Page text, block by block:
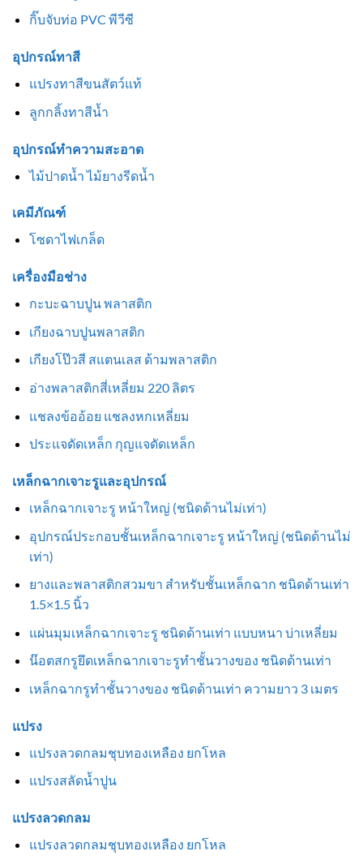
กิ๊บจับท่อ PVC พีวีซี
อุปกรณ์ทาสี
แปรงทาสีขนสัตว์แท้
ลูกกลิ้งทาสีน้ำ
อุปกรณ์ทำความสะอาด
ไม้ปาดน้ำ ไม้ยางรีดน้ำ
เคมีภัณฑ์
โซดาไฟเกล็ด
เครื่องมือช่าง
กะบะฉาบปูน พลาสติก
เกียงฉาบปูนพลาสติก
เกียงโป๊วสี สแตนเลส ด้ามพลาสติก
อ่างพลาสติกสี่เหลี่ยม 220 ลิตร
แชลงข้ออ้อย แชลงหกเหลี่ยม
ประแจดัดเหล็ก กุญแจดัดเหล็ก
เหล็กฉากเจาะรูและอุปกรณ์
เหล็กฉากเจาะรู หน้าใหญ่ (ชนิดด้านไม่เท่า)
อุปกรณ์ประกอบชั้นเหล็กฉากเจาะรู หน้าใหญ่ (ชนิดด้านไม่
เท่า)
ยางและพลาสติกสวมขา สำหรับชั้นเหล็กฉาก ชนิดด้านเท่า
1.5×1.5 นิ้ว
แผ่นมุมเหล็กฉากเจาะรู ชนิดด้านเท่า แบบหนา บ่าเหลี่ยม
น๊อตสกรูยึดเหล็กฉากเจาะรูทำชั้นวางของ ชนิดด้านเท่า
เหล็กฉากรูทำชั้นวางของ ชนิดด้านเท่า ความยาว 3 เมตร
แปรง
แปรงลวดกลมชุบทองเหลือง ยกโหล
แปรงสลัดน้ำปูน
แปรงลวดกลม
แปรงลวดกลมชุบทองเหลือง ยกโหล